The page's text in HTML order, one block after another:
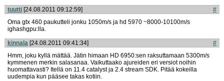
tuutti [24.08.2011 09:12:59]
#
Oma gtx 460 paukutteli jonku 1050m/s ja hd 5970 ~8000-10100m/s
ighashgpu:lla.
kinnala [24.08.2011 09:41:34]
#
Hmm, joku kyllä mättää. Jätin himaan HD 6950:sen raksuttamaan 5300m/s
kymmenen merkin salasanaa. Vaikuttaako ajureiden eri versiot noihin
huomattavasti? Itellä on 11.4 catalyst ja 2.4 stream SDK. Pitää kokeilla
uudempia kun pääsee takas kotiin.